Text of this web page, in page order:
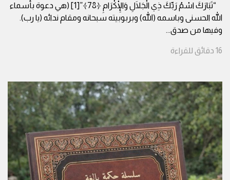
“تَبَارَكَ اسْمُ رَبِّكَ ذِي الْجَلَالِ وَالْإِكْرَامِ ﴿78﴾”[1] (هي دعوة بأسماء
الله الحسنى وباسمه (الله) وبربوبيته سبحانه ومقام ندائه (يا رب).
وفيها من صدق...
16 دقائق للقراءة